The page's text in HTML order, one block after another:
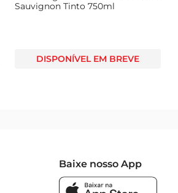
Sauvignon Tinto 750ml
DISPONÍVEL EM BREVE
Baixe nosso App